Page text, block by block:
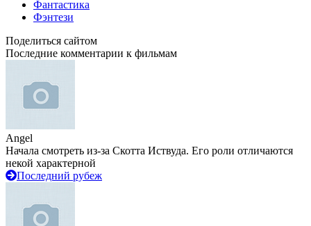
Фантастика
Фэнтези
Поделиться сайтом
Последние комментарии к фильмам
Angel
Начала смотреть из-за Скотта Иствуда. Его роли отличаются
некой характерной
Последний рубеж